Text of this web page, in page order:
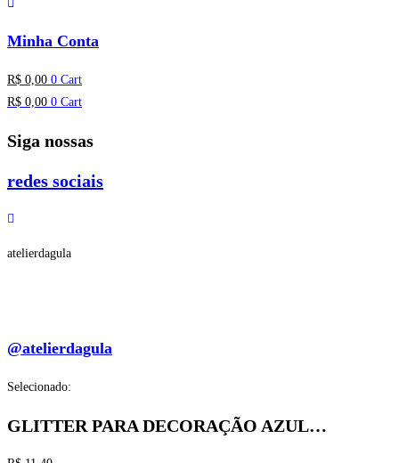
Minha Conta
R$ 0,00 0 Cart
R$ 0,00 0 Cart
Siga nossas
redes sociais
atelierdagula
@atelierdagula
Selecionado:
GLITTER PARA DECORAÇÃO AZUL…